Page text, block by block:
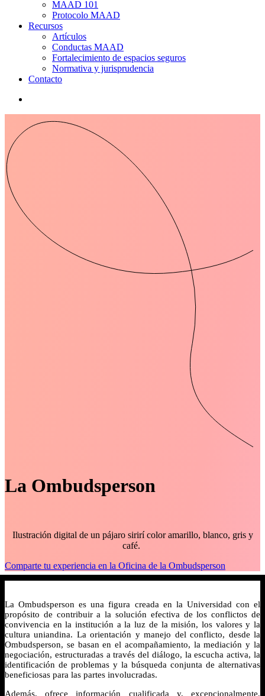
MAAD 101
Protocolo MAAD
Recursos
Artículos
Conductas MAAD
Fortalecimiento de espacios seguros
Normativa y jurisprudencia
Contacto
La Ombudsperson
Ilustración digital de un pájaro sirirí color amarillo, blanco, gris y
café.
Comparte tu experiencia en la Oficina de la Ombudsperson
La Ombudsperson es una figura creada en la Universidad con el
propósito de contribuir a la solución efectiva de los conflictos de
convivencia en la institución a la luz de la misión, los valores y la
cultura uniandina. La orientación y manejo del conflicto, desde la
Ombudsperson, se basan en el acompañamiento, la mediación y la
negociación, estructuradas a través del diálogo, la escucha activa, la
identificación de problemas y la búsqueda conjunta de alternativas
beneficiosas para las partes involucradas.
Además, ofrece información cualificada y, excepcionalmente,